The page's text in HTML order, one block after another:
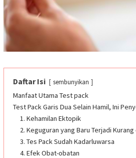
Daftar Isi sembunyikan
Manfaat Utama Test pack
Test Pack Garis Dua Selain Hamil, Ini
1. Kehamilan Ektopik
2. Keguguran yang Baru Terjadi Kurang
3. Tes Pack Sudah Kadarluwarsa
4. Efek Obat-obatan